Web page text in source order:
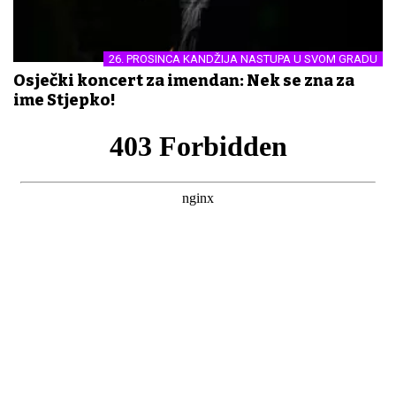
26. PROSINCA KANDŽIJA NASTUPA U SVOM GRADU
Osječki koncert za imendan: Nek se zna za
ime Stjepko!